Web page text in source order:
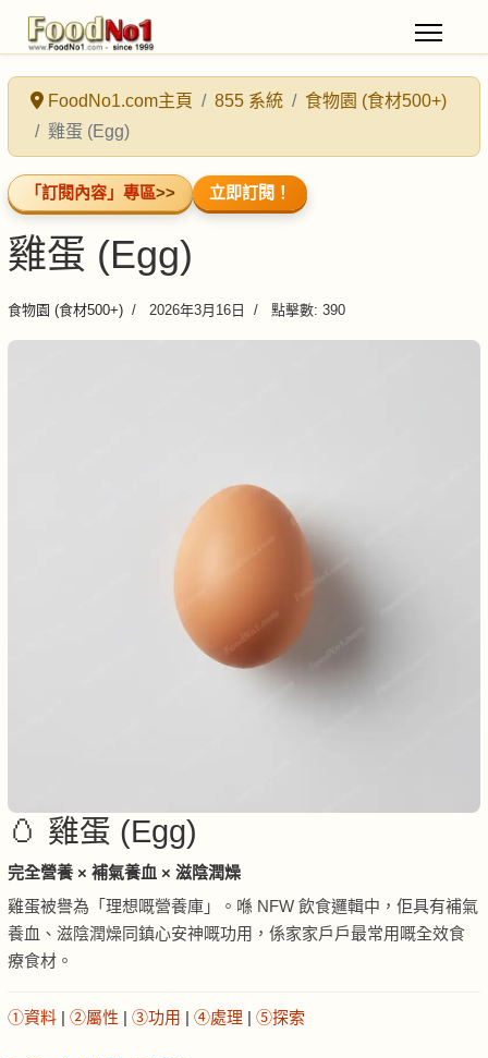
FoodNo1.com主頁 855 系統
食物園 (食材500+)
雞蛋 (Egg)
「訂閱內容」專區>> 立即訂閱！
雞蛋 (Egg)
食物園 (食材500+) 2026年3月16日 點擊數: 390
🥚 雞蛋 (Egg)
完全營養 × 補氣養血 × 滋陰潤燥
雞蛋被譽為「理想嘅營養庫」。喺 NFW 飲食邏輯中，佢具有補氣
養血、滋陰潤燥同鎮心安神嘅功用，係家家戶戶最常用嘅全效食
療食材。
①資料 | ②屬性 | ③功用 | ④處理 | ⑤探索